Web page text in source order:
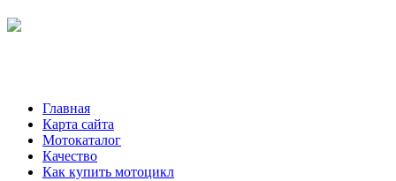
Главная
Карта сайта
Мотокаталог
Качество
Как купить мотоцикл